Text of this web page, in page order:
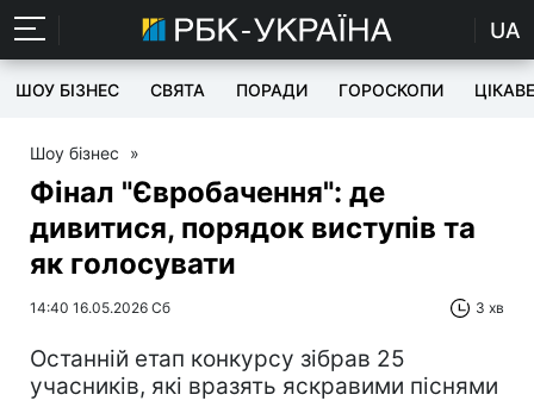
UA
ШОУ БІЗНЕС СВЯТА ПОРАДИ ГОРОСКОПИ ЦІКАВЕ
Шоу бізнес »
Фінал "Євробачення": де
дивитися, порядок виступів та
як голосувати
14:40 16.05.2026 Сб 3 хв
Останній етап конкурсу зібрав 25
учасників, які вразять яскравими піснями